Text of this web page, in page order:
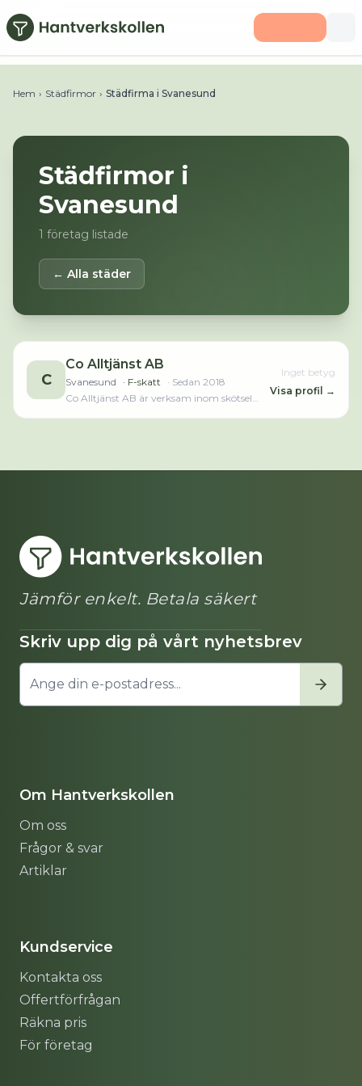
Hoppa till huvudinnehåll
Hem › Städfirmor › Städfirma i Svanesund
Städfirmor i
Svanesund
1 företag listade
← Alla städer
C
Co Alltjänst AB
Svanesund · F-skatt · Sedan 2018
Co Alltjänst AB är verksam inom skötsel
Inget betyg
Visa profil →
Jämför enkelt. Betala säkert
Skriv upp dig på vårt nyhetsbrev
Om Hantverkskollen
Om oss
Frågor & svar
Artiklar
Kundservice
Kontakta oss
Offertförfrågan
Räkna pris
För företag